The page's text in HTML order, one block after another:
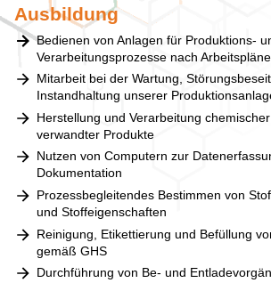
Ausbildung
Bedienen von Anlagen für Produktions-
Verarbeitungsprozesse nach
Mitarbeit bei der Wartung,
Instandhaltung unserer
Herstellung und Verarbeitung
verwandter Produkte
Nutzen von Computern zur
Dokumentation
Prozessbegleitendes Bestimmen von
und Stoffeigenschaften
Reinigung, Etikettierung und Befüllung
gemäß GHS
Durchführung von Be- und